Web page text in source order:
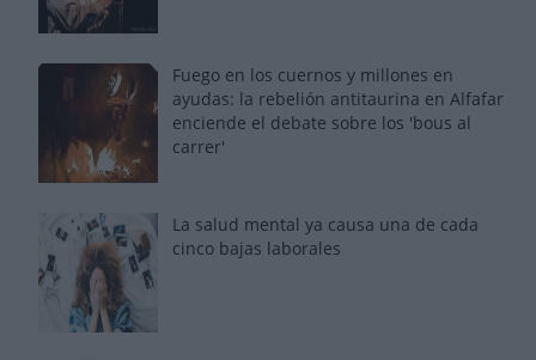
Fuego en los cuernos y millones en
ayudas: la rebelión antitaurina en Alfafar
enciende el debate sobre los 'bous al
carrer'
La salud mental ya causa una de cada
cinco bajas laborales